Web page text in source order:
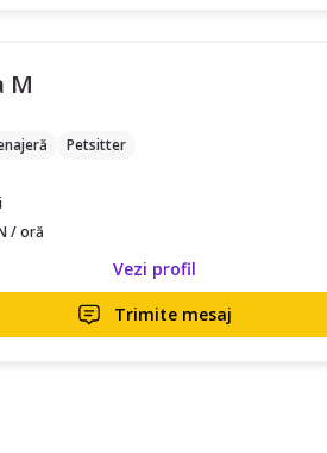
M
Petsitter
/ oră
Vezi profil
Trimite mesaj